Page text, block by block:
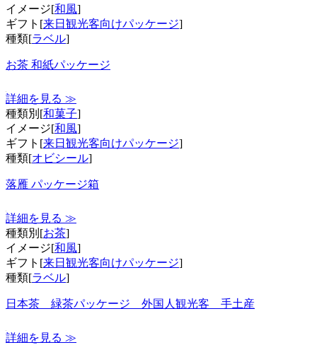
イメージ[和風]
ギフト[来日観光客向けパッケージ]
種類[ラベル]
お茶 和紙パッケージ
詳細を見る ≫
種類別[和菓子]
イメージ[和風]
ギフト[来日観光客向けパッケージ]
種類[オビシール]
落雁 パッケージ箱
詳細を見る ≫
種類別[お茶]
イメージ[和風]
ギフト[来日観光客向けパッケージ]
種類[ラベル]
日本茶 緑茶パッケージ 外国人観光客 手土産
詳細を見る ≫